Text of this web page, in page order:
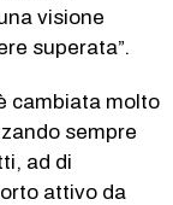
visione
superata”.
cambiata molto
sempre
ad di
attivo da